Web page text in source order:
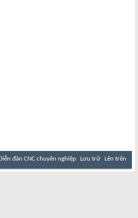
đàn CNC chuyên nghiệp Lưu trữ Lên trên